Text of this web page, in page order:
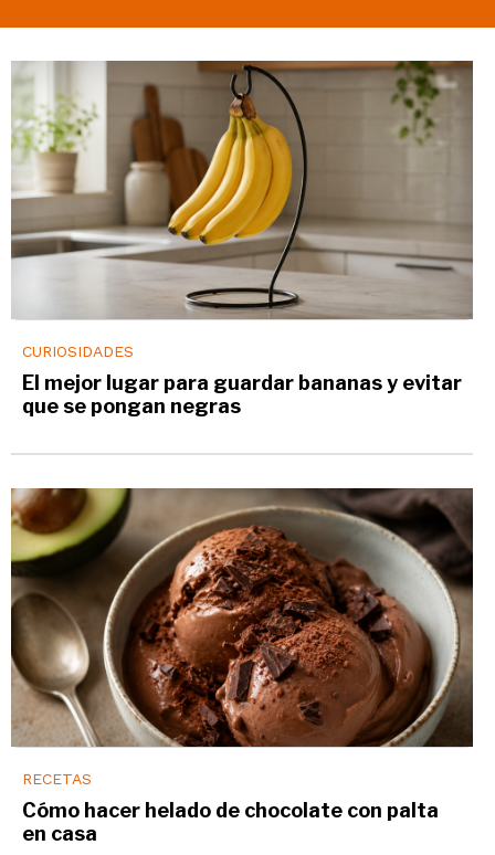
CURIOSIDADES
El mejor lugar para guardar bananas y evitar
que se pongan negras
RECETAS
Cómo hacer helado de chocolate con palta
en casa